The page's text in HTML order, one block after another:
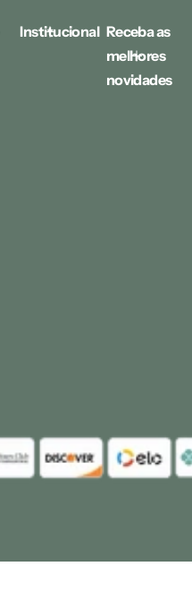
Institucional Receba as
melhores
novidades